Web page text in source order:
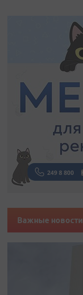
Важные новости